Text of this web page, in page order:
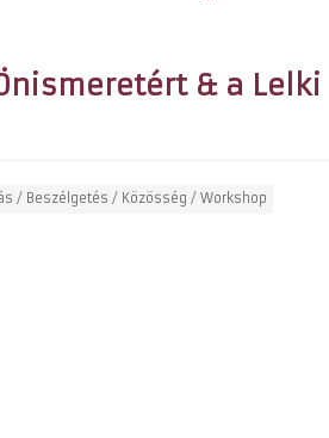
& a Lelki
/ Beszélgetés / Közösség / Workshop